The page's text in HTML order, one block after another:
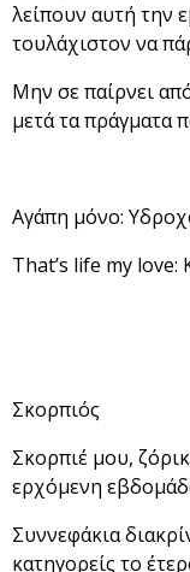
λείπουν αυτή την
τουλάχιστον να
Μην σε παίρνει
μετά τα πράγματα
Αγάπη μόνο:
That’s life my love:
Σκορπιός
Σκορπιέ μου,
ερχόμενη
Συννεφάκια
κατηγορείς το